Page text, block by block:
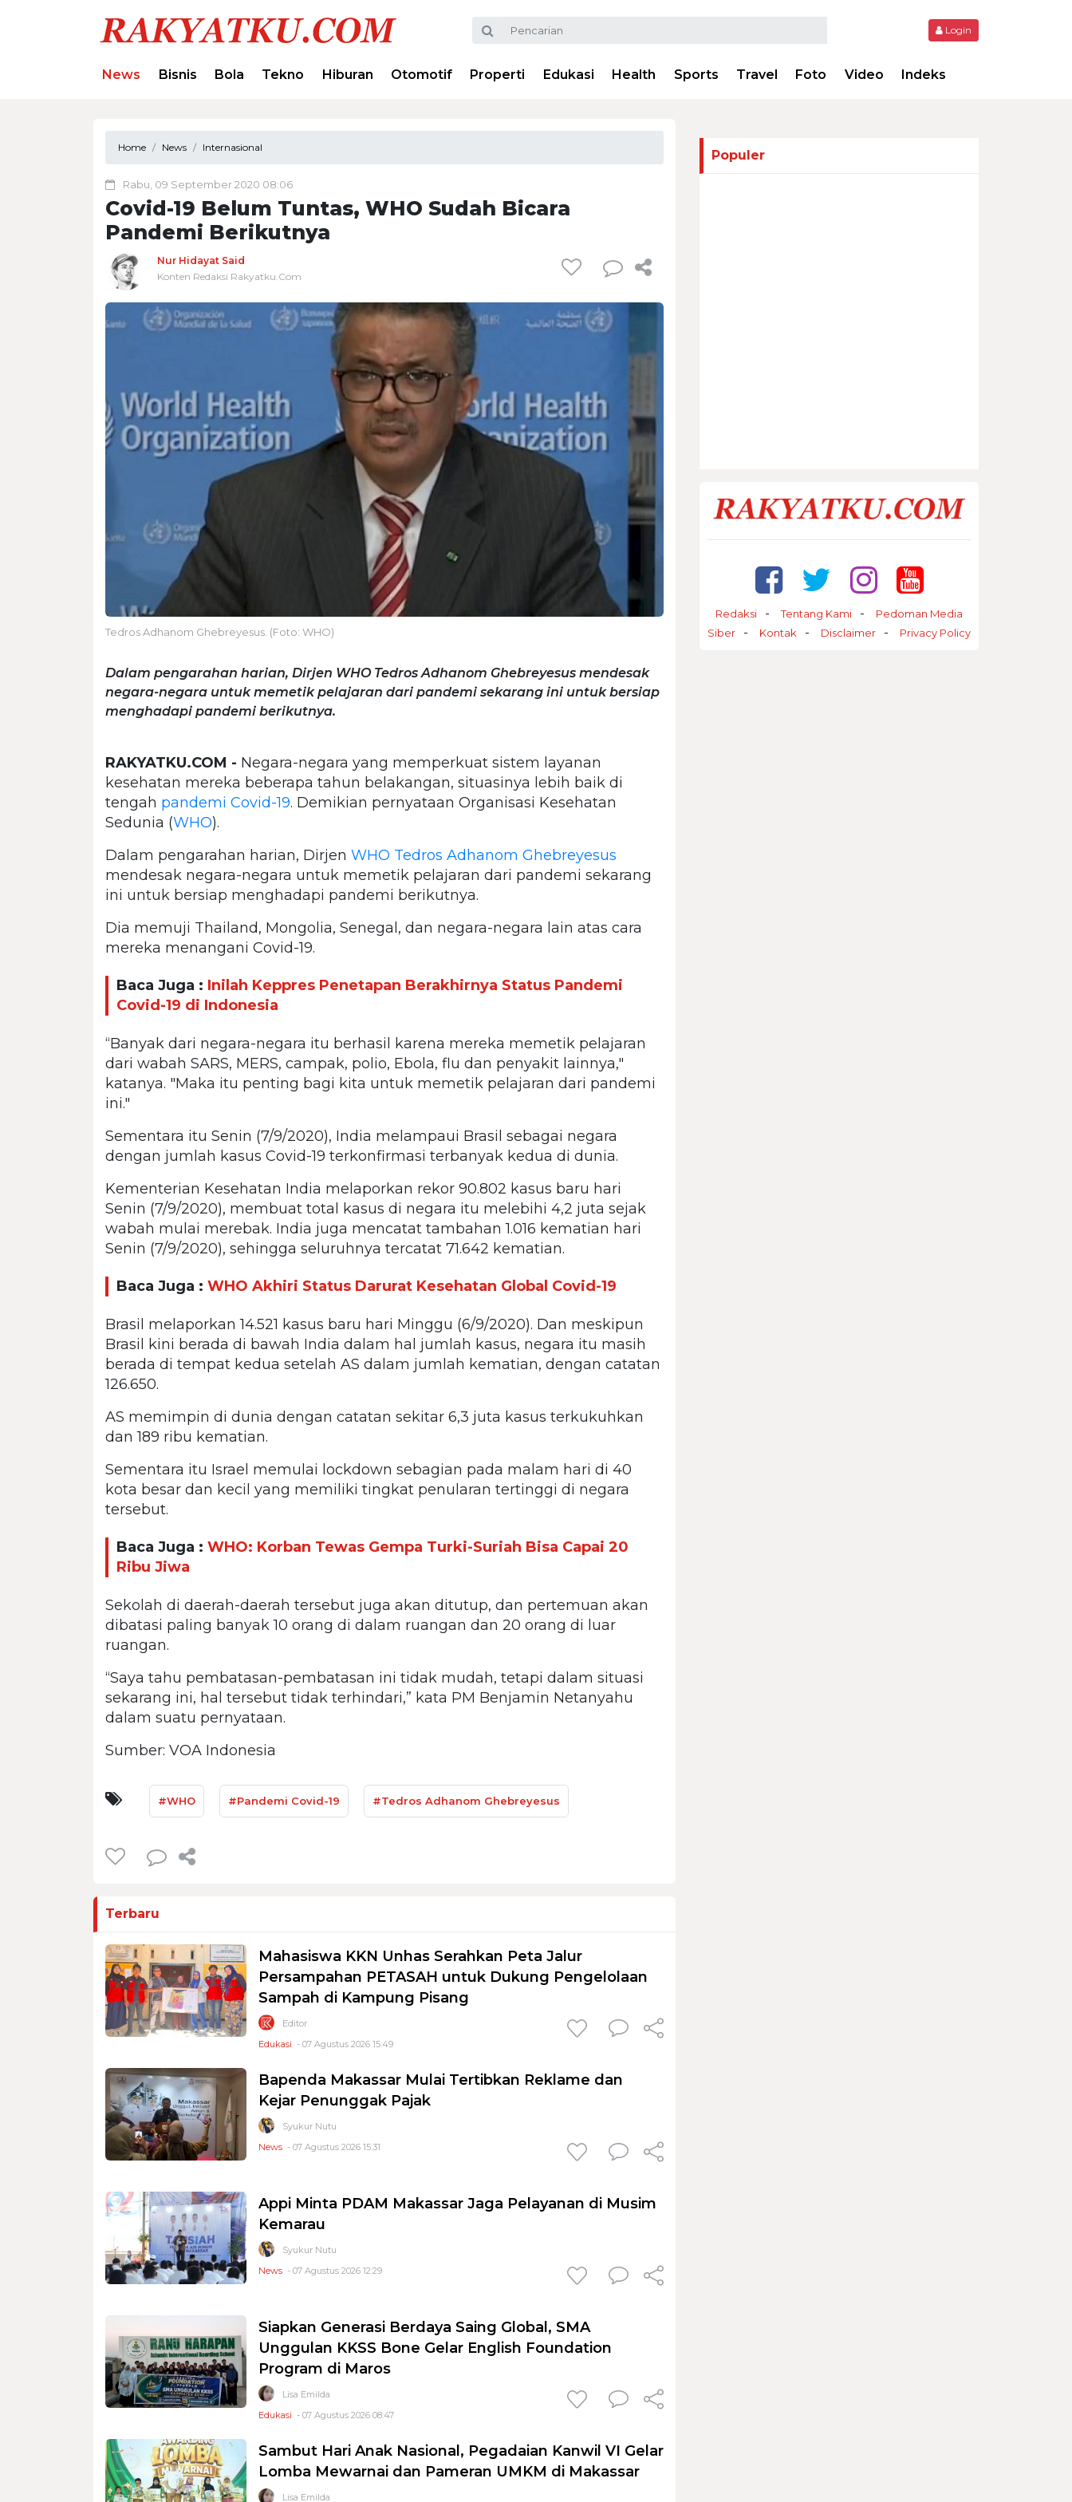
Login
News Bisnis Bola Tekno Hiburan Otomotif Properti Edukasi Health Sports Travel Foto Video Indeks
Home News Internasional
Rabu, 09 September 2020 08:06
Covid-19 Belum Tuntas, WHO Sudah Bicara
Pandemi Berikutnya
Nur Hidayat Said
Konten Redaksi Rakyatku.Com
Tedros Adhanom Ghebreyesus. (Foto: WHO)
Dalam pengarahan harian, Dirjen WHO Tedros Adhanom Ghebreyesus mendesak
negara-negara untuk memetik pelajaran dari pandemi sekarang ini untuk bersiap
menghadapi pandemi berikutnya.
RAKYATKU.COM - Negara-negara yang memperkuat sistem layanan
kesehatan mereka beberapa tahun belakangan, situasinya lebih baik di
tengah pandemi Covid-19. Demikian pernyataan Organisasi Kesehatan
Sedunia (WHO).
Dalam pengarahan harian, Dirjen WHO Tedros Adhanom Ghebreyesus
mendesak negara-negara untuk memetik pelajaran dari pandemi sekarang
ini untuk bersiap menghadapi pandemi berikutnya.
Dia memuji Thailand, Mongolia, Senegal, dan negara-negara lain atas cara
mereka menangani Covid-19.
Baca Juga : Inilah Keppres Penetapan Berakhirnya Status Pandemi
Covid-19 di Indonesia
“Banyak dari negara-negara itu berhasil karena mereka memetik pelajaran
dari wabah SARS, MERS, campak, polio, Ebola, flu dan penyakit lainnya,"
katanya. "Maka itu penting bagi kita untuk memetik pelajaran dari pandemi
ini."
Sementara itu Senin (7/9/2020), India melampaui Brasil sebagai negara
dengan jumlah kasus Covid-19 terkonfirmasi terbanyak kedua di dunia.
Kementerian Kesehatan India melaporkan rekor 90.802 kasus baru hari
Senin (7/9/2020), membuat total kasus di negara itu melebihi 4,2 juta sejak
wabah mulai merebak. India juga mencatat tambahan 1.016 kematian hari
Senin (7/9/2020), sehingga seluruhnya tercatat 71.642 kematian.
Baca Juga : WHO Akhiri Status Darurat Kesehatan Global Covid-19
Brasil melaporkan 14.521 kasus baru hari Minggu (6/9/2020). Dan meskipun
Brasil kini berada di bawah India dalam hal jumlah kasus, negara itu masih
berada di tempat kedua setelah AS dalam jumlah kematian, dengan catatan
126.650.
AS memimpin di dunia dengan catatan sekitar 6,3 juta kasus terkukuhkan
dan 189 ribu kematian.
Sementara itu Israel memulai lockdown sebagian pada malam hari di 40
kota besar dan kecil yang memiliki tingkat penularan tertinggi di negara
tersebut.
Baca Juga : WHO: Korban Tewas Gempa Turki-Suriah Bisa Capai 20
Ribu Jiwa
Sekolah di daerah-daerah tersebut juga akan ditutup, dan pertemuan akan
dibatasi paling banyak 10 orang di dalam ruangan dan 20 orang di luar
ruangan.
“Saya tahu pembatasan-pembatasan ini tidak mudah, tetapi dalam situasi
sekarang ini, hal tersebut tidak terhindari,” kata PM Benjamin Netanyahu
dalam suatu pernyataan.
Sumber: VOA Indonesia
#WHO #Pandemi Covid-19 #Tedros Adhanom Ghebreyesus
Terbaru
Mahasiswa KKN Unhas Serahkan Peta Jalur
Persampahan PETASAH untuk Dukung Pengelolaan
Sampah di Kampung Pisang
Editor
Edukasi - 07 Agustus 2026 15:49
Bapenda Makassar Mulai Tertibkan Reklame dan
Kejar Penunggak Pajak
Syukur Nutu
News - 07 Agustus 2026 15:31
Appi Minta PDAM Makassar Jaga Pelayanan di Musim
Kemarau
Syukur Nutu
News - 07 Agustus 2026 12:29
Siapkan Generasi Berdaya Saing Global, SMA
Unggulan KKSS Bone Gelar English Foundation
Program di Maros
Lisa Emilda
Edukasi - 07 Agustus 2026 08:47
Sambut Hari Anak Nasional, Pegadaian Kanwil VI Gelar
Lomba Mewarnai dan Pameran UMKM di Makassar
Lisa Emilda
Populer
Redaksi Tentang Kami
Pedoman Media
Siber
Kontak Disclaimer Privacy Policy